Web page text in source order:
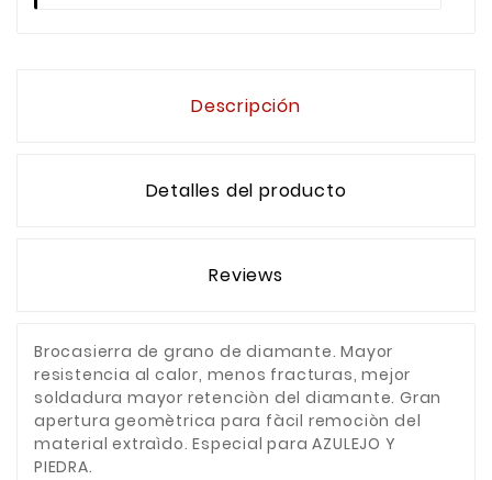
Descripción
Detalles del producto
Reviews
Brocasierra de grano de diamante. Mayor
resistencia al calor, menos fracturas, mejor
soldadura mayor retenciòn del diamante. Gran
apertura geomètrica para fàcil remociòn del
material extraìdo. Especial para AZULEJO Y
PIEDRA.